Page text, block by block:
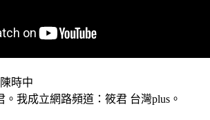
時中
我成立網路頻道：筱君 台灣plus。